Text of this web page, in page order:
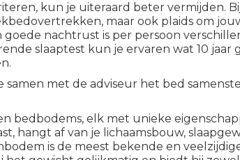
kun je uiteraard beter vermijden.
maar ook plaids om
goede nachtrust is per persoon
slaaptest kun je ervaren wat 10 jaar
met de adviseur het bed
bedbodems, elk met unieke
hangt af van je lichaamsbouw,
is de meest bekende en